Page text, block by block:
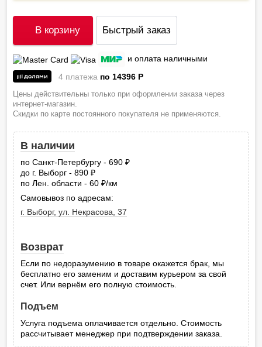
В корзину Быстрый заказ
и оплата наличными
4 платежа по 14396 P
Цены действительны только при оформлении заказа через
интернет-магазин.
Скидки по карте постоянного покупателя не применяются.
В наличии
по Санкт-Петербургу - 690
до г. Выборг - 890
по Лен. области - 60
руб.
/км
Самовывоз по адресам:
г. Выборг, ул. Некрасова, 37
Возврат
Если по недоразумению в товаре окажется брак, мы
бесплатно его заменим и доставим курьером за свой
счет. Или вернём его полную стоимость.
Подъем
Услуга подъема оплачивается отдельно. Стоимость
рассчитывает менеджер при подтверждении заказа.